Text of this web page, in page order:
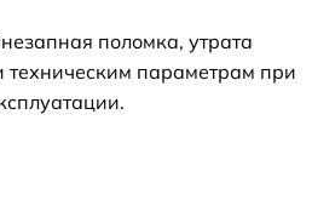
поломка, утрата
техническим параметрам при